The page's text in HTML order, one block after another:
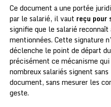
Ce document a une portée
par le salarié, il vaut reçu pour
signifie que le salarié
mentionnées. Cette signature
déclenche le point de départ
précisément ce mécanisme
nombreux salariés signent
document, sans mesurer les
geste.